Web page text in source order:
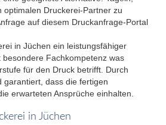
optimalen Druckerei-Partner zu
auf diesem Druckanfrage-Portal
in Jüchen ein leistungsfähiger
Fachkompetenz was
für den Druck betrifft. Durch
garantiert, dass die fertigen
erwarteten Ansprüche einhalten.
in Jüchen